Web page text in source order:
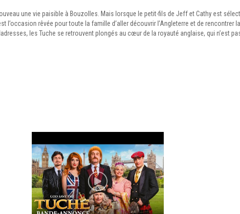
une vie paisible à Bouzolles. Mais lorsque le petit-fils de Jeff et Cathy est
l’occasion rêvée pour toute la famille d’aller découvrir l’Angleterre et de rencontrer
les Tuche se retrouvent plongés au cœur de la royauté anglaise, qui n’est